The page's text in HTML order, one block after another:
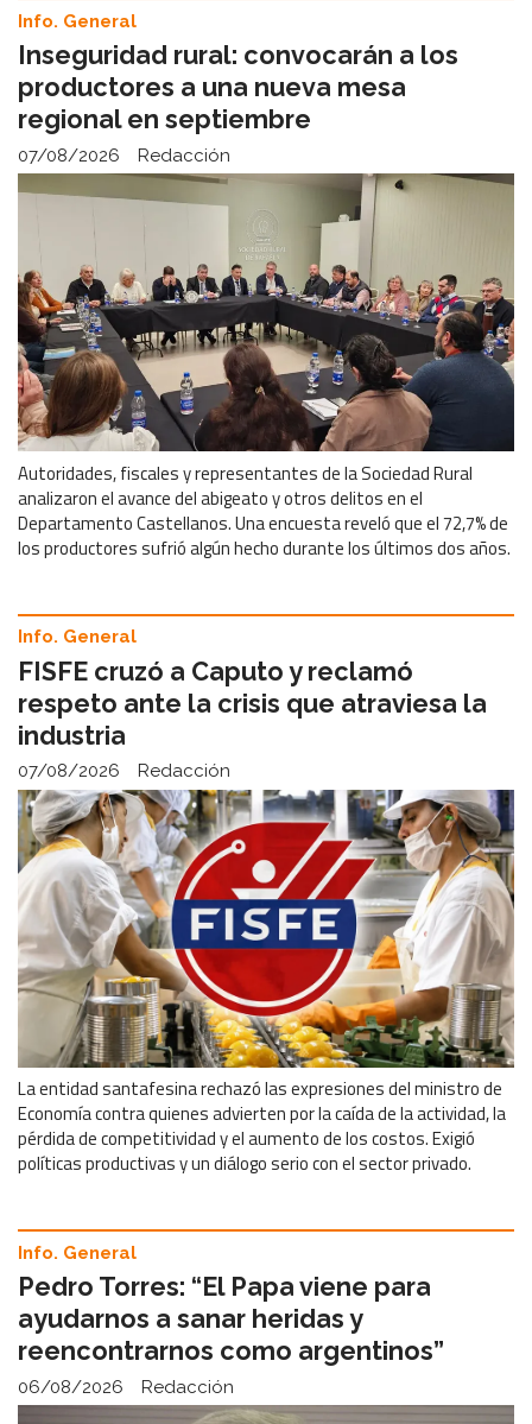
Inseguridad rural: convocarán a los
productores a una nueva mesa
regional en septiembre
Redacción
Info. General
07/08/2026
Autoridades, fiscales y representantes de la Sociedad Rural
analizaron el avance del abigeato y otros delitos en el
Departamento Castellanos. Una encuesta reveló que el 72,7% de
los productores sufrió algún hecho durante los últimos dos años.
FISFE cruzó a Caputo y reclamó
respeto ante la crisis que atraviesa la
industria
Redacción
Info. General
07/08/2026
La entidad santafesina rechazó las expresiones del ministro de
Economía contra quienes advierten por la caída de la actividad, la
pérdida de competitividad y el aumento de los costos. Exigió
políticas productivas y un diálogo serio con el sector privado.
Pedro Torres: “El Papa viene para
ayudarnos a sanar heridas y
reencontrarnos como argentinos”
Redacción
Info. General
06/08/2026